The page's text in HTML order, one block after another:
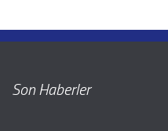
Son Haberler